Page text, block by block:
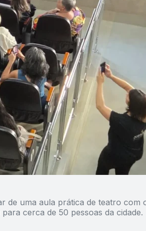
de uma aula prática de teatro com
cerca de 50 pessoas da cidade.